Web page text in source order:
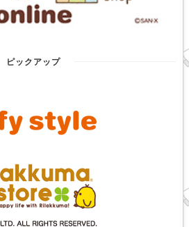
ピックアップ